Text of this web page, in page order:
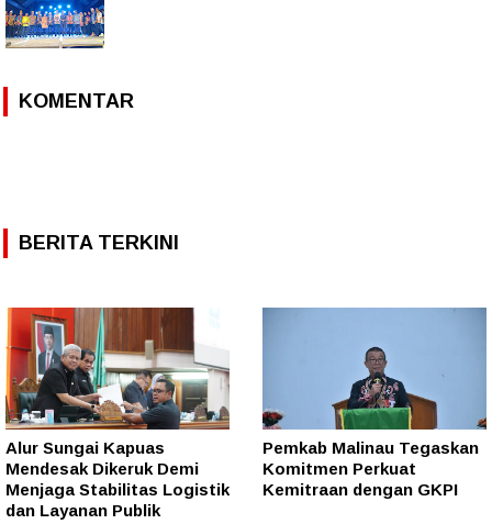
KOMENTAR
BERITA TERKINI
Alur Sungai Kapuas
Mendesak Dikeruk Demi
Menjaga Stabilitas Logistik
dan Layanan Publik
Pemkab Malinau Tegaskan
Komitmen Perkuat
Kemitraan dengan GKPI